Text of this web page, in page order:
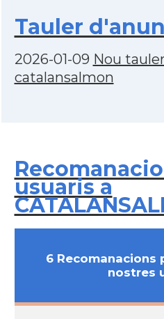
Tauler
2026-01-09 Nou
catalansalmon
usuaris a
6 Recomanacions
nostres